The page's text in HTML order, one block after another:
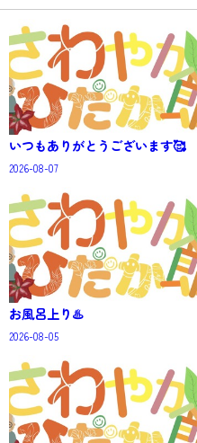
いつもありがとうございます🥰
2026-08-07
お風呂上り♨️
2026-08-05